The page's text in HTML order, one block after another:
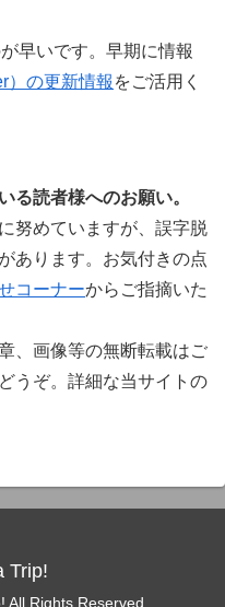
早いです。早期に情報
）の更新情報 をご活用く
る読者様へのお願い。
努めていますが、誤字脱
あります。お気付きの点
コーナーからご指摘いた
、画像等の無断転載はご
うぞ。詳細な当サイトの
Trip!
Rights Reserved.